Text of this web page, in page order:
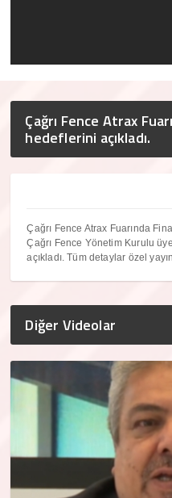
Çağrı Fence Atrax
hedeflerini açıkladı.
Çağrı Fence Atrax Fuarında
Çağrı Fence Yönetim Kurulu
açıkladı. Tüm detaylar özel
Diğer Videolar